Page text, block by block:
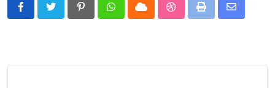
PinterestWhatsappCloud StumbleUpon
Print
Share